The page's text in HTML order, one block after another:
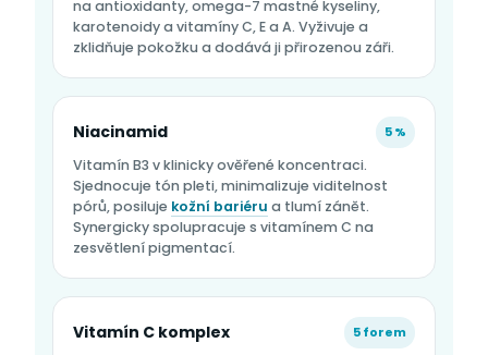
na antioxidanty, omega-7 mastné kyseliny,
karotenoidy a vitamíny C, E a A. Vyživuje a
zklidňuje pokožku a dodává ji přirozenou záři.
Niacinamid 5 %
Vitamín B3 v klinicky ověřené koncentraci.
Sjednocuje tón pleti, minimalizuje viditelnost
pórů, posiluje kožní bariéru a tlumí zánět.
Synergicky spolupracuje s vitamínem C na
zesvětlení pigmentací.
Vitamín C komplex 5 forem